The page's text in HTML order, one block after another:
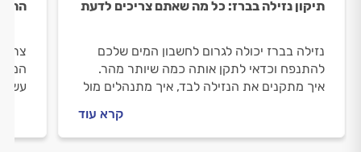
תיקון נזילה בברז: כל מה שאתם צריכים לדעת
נזילה בברז יכולה לגרום לחשבון המים שלכם
להתנפח וכדאי לתקן אותה כמה שיותר מהר.
איך מתקנים את הנזילה לבד, איך מתנהלים מול
קרא עוד